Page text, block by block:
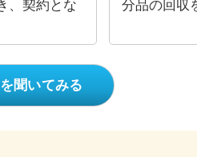
、契約とな
分品の回収
聞いてみる